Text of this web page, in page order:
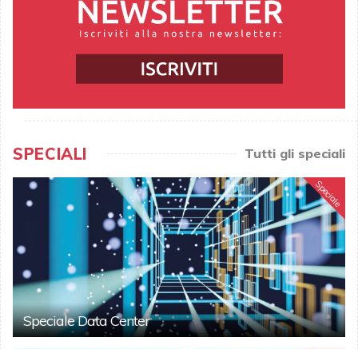
SPECIALI Tutti gli speciali
Speciale
Speciale Data Center